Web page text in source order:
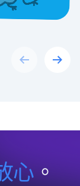
PreviousNext
心。